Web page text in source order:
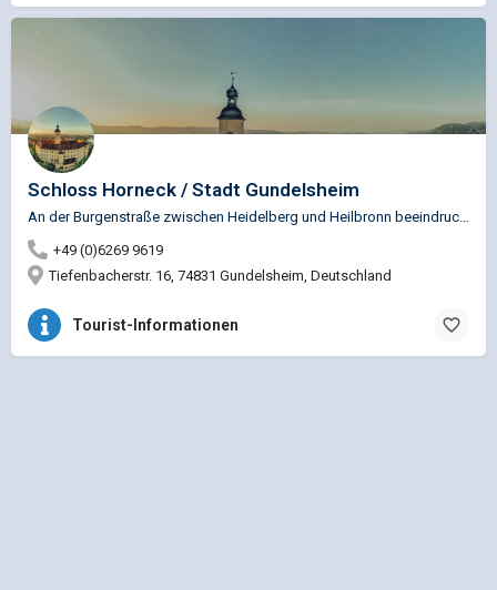
Schloss Horneck / Stadt Gundelsheim
+49 (0)6269 9619
Tiefenbacherstr. 16, 74831 Gundelsheim, Deutschland
Tourist-Informationen